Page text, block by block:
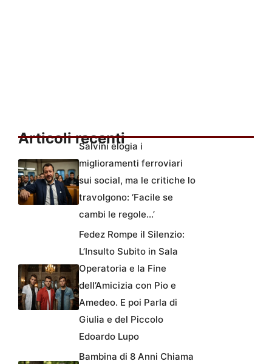
Articoli recenti
Salvini elogia i
miglioramenti ferroviari
sui social, ma le critiche lo
travolgono: ‘Facile se
cambi le regole…’
Fedez Rompe il Silenzio:
L’Insulto Subito in Sala
Operatoria e la Fine
dell’Amicizia con Pio e
Amedeo. E poi Parla di
Giulia e del Piccolo
Edoardo Lupo
Bambina di 8 Anni Chiama